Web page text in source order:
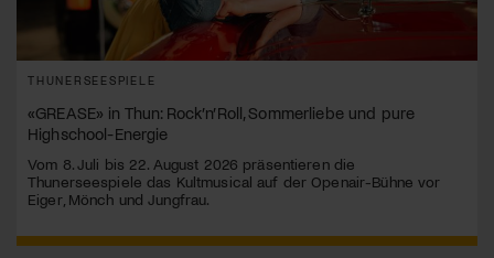
THUNERSEESPIELE
«GREASE» in Thun: Rock’n’Roll, Sommerliebe und pure
Highschool-Energie
Vom 8. Juli bis 22. August 2026 präsentieren die
Thunerseespiele das Kultmusical auf der Openair-Bühne vor
Eiger, Mönch und Jungfrau.